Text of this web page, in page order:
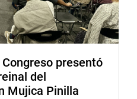
presentó
del
Mujica Pinilla